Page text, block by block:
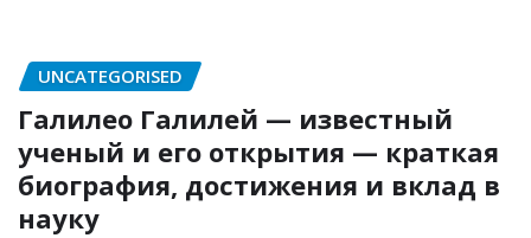
UNCATEGORISED
Галилео Галилей — известный
ученый и его открытия — краткая
биография, достижения и вклад в
науку